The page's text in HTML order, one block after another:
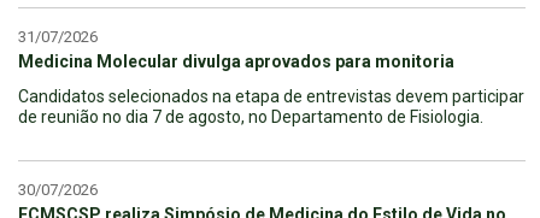
31/07/2026
Medicina Molecular divulga aprovados para monitoria
Candidatos selecionados na etapa de entrevistas devem participar
de reunião no dia 7 de agosto, no Departamento de Fisiologia.
30/07/2026